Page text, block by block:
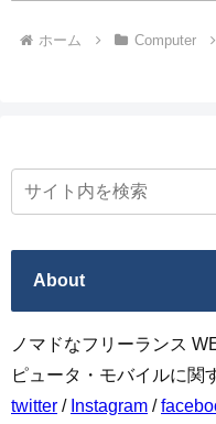
ホーム Computer
About
ノマドなフリーランス
ピュータ・モバイルに関
twitter / Instagram /